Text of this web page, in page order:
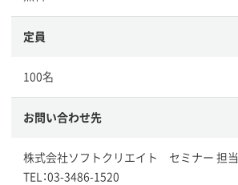
定員
100名
お問い合わせ先
株式会社ソフトクリエイト セミナー 担当
TEL：03-3486-1520